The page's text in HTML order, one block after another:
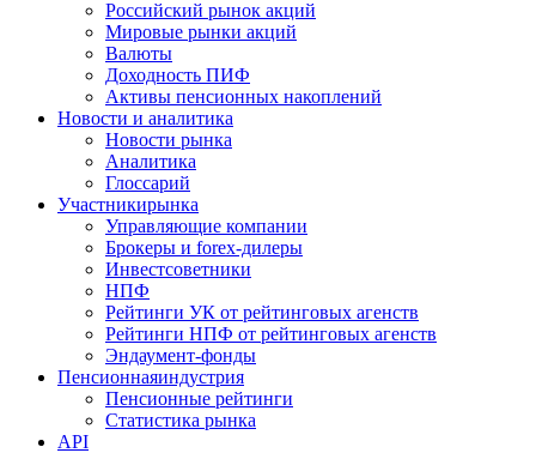
Российский рынок акций
Мировые рынки акций
Валюты
Доходность ПИФ
Активы пенсионных накоплений
Новости и аналитика
Новости рынка
Аналитика
Глоссарий
Участникирынка
Управляющие компании
Брокеры и forex-дилеры
Инвестсоветники
НПФ
Рейтинги УК от рейтинговых агенств
Рейтинги НПФ от рейтинговых агенств
Эндаумент-фонды
Пенсионнаяиндустрия
Пенсионные рейтинги
Статистика рынка
API